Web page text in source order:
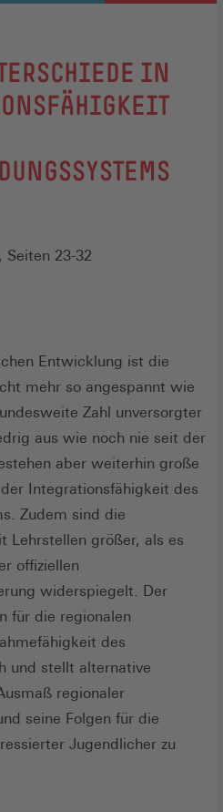
IN
23-32
Entwicklung ist die
mehr so angespannt wie
Zahl unversorgter
aus wie noch nie seit der
aber weiterhin große
Integrationsfähigkeit des
Zudem sind die
Lehrstellen größer, als es
offiziellen
widerspiegelt. Der
für die regionalen
des
und stellt alternative
regionaler
seine Folgen für die
Jugendlicher zu